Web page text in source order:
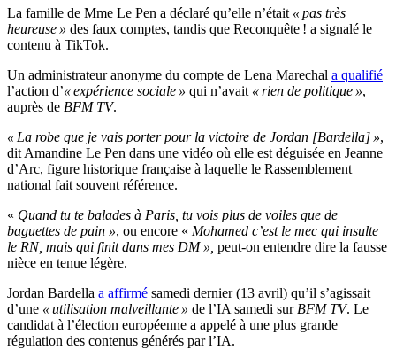
La famille de Mme Le Pen a déclaré qu’elle n’était « pas très
heureuse » des faux comptes, tandis que Reconquête ! a signalé le
contenu à TikTok.
Un administrateur anonyme du compte de Lena Marechal a qualifié
l’action d’« expérience sociale » qui n’avait « rien de politique »,
auprès de BFM TV.
« La robe que je vais porter pour la victoire de Jordan [Bardella] »,
dit Amandine Le Pen dans une vidéo où elle est déguisée en Jeanne
d’Arc, figure historique française à laquelle le Rassemblement
national fait souvent référence.
« Quand tu te balades à Paris, tu vois plus de voiles que de
baguettes de pain », ou encore « Mohamed c’est le mec qui insulte
le RN, mais qui finit dans mes DM », peut-on entendre dire la fausse
nièce en tenue légère.
Jordan Bardella a affirmé samedi dernier (13 avril) qu’il s’agissait
d’une « utilisation malveillante » de l’IA samedi sur BFM TV. Le
candidat à l’élection européenne a appelé à une plus grande
régulation des contenus générés par l’IA.